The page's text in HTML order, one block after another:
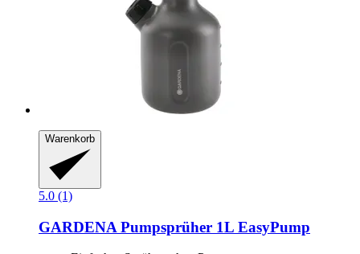
Warenkorb
5.0 (1)
GARDENA Pumpsprüher 1L EasyPump